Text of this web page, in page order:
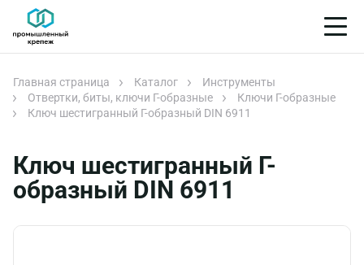
Главная страница Каталог
Инструменты
Отвертки, биты, ключи Г-образные
Ключи Г-образные
Ключ шестигранный Г-образный DIN 6911
Ключ шестигранный Г-
образный DIN 6911